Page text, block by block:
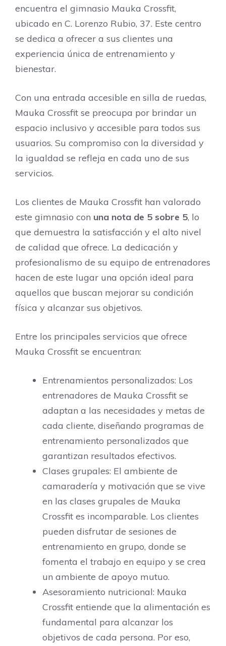
encuentra el gimnasio Mauka Crossfit,
ubicado en C. Lorenzo Rubio, 37. Este centro
se dedica a ofrecer a sus clientes una
experiencia única de entrenamiento y
bienestar.
Con una entrada accesible en silla de ruedas,
Mauka Crossfit se preocupa por brindar un
espacio inclusivo y accesible para todos sus
usuarios. Su compromiso con la diversidad y
la igualdad se refleja en cada uno de sus
servicios.
Los clientes de Mauka Crossfit han valorado
este gimnasio con una nota de 5 sobre 5, lo
que demuestra la satisfacción y el alto nivel
de calidad que ofrece. La dedicación y
profesionalismo de su equipo de entrenadores
hacen de este lugar una opción ideal para
aquellos que buscan mejorar su condición
física y alcanzar sus objetivos.
Entre los principales servicios que ofrece
Mauka Crossfit se encuentran:
Entrenamientos personalizados: Los
entrenadores de Mauka Crossfit se
adaptan a las necesidades y metas de
cada cliente, diseñando programas de
entrenamiento personalizados que
garantizan resultados efectivos.
Clases grupales: El ambiente de
camaradería y motivación que se vive
en las clases grupales de Mauka
Crossfit es incomparable. Los clientes
pueden disfrutar de sesiones de
entrenamiento en grupo, donde se
fomenta el trabajo en equipo y se crea
un ambiente de apoyo mutuo.
Asesoramiento nutricional: Mauka
Crossfit entiende que la alimentación es
fundamental para alcanzar los
objetivos de cada persona. Por eso,